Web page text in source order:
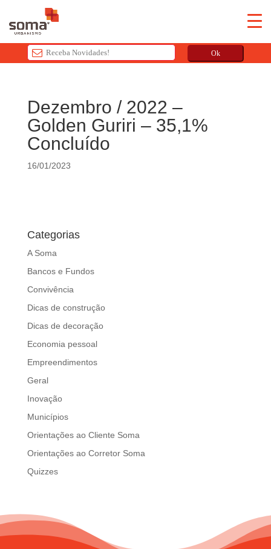
Ok
s
f
e
o
u
d
b
e
f
t
a
n
k
Dezembro / 2022 –
Golden Guriri – 35,1%
Concluído
16/01/2023
Categorias
A Soma
Bancos e Fundos
Convivência
Dicas de construção
Dicas de decoração
Economia pessoal
Empreendimentos
Geral
Inovação
Municípios
Orientações ao Cliente Soma
Orientações ao Corretor Soma
Quizzes